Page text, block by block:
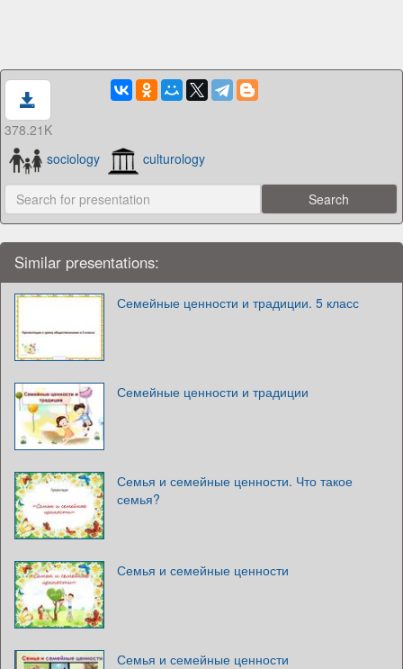
378.21K
sociology
culturology
Similar presentations:
Семейные ценности и традиции. 5 класс
Семейные ценности и традиции
Семья и семейные ценности. Что такое
семья?
Семья и семейные ценности
Семья и семейные ценности